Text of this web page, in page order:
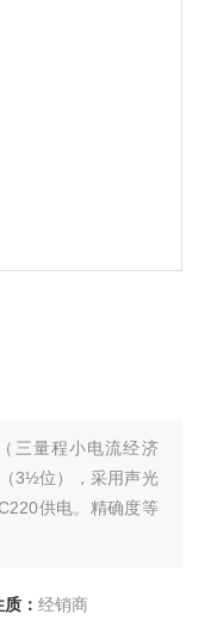
三量程小电流经济
3½位），采用声光
供电。精确度等
： 经销商